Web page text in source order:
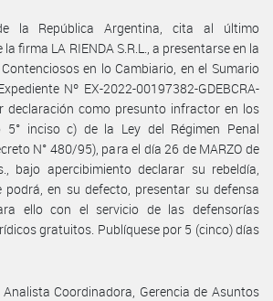
la República Argentina, cita al último
firma LA RIENDA S.R.L., a presentarse en la
en lo Cambiario, en el Sumario
Nº EX-2022-00197382-GDEBCRA-
declaración como presunto infractor en los
5° inciso c) de la Ley del Régimen Penal
N° 480/95), para el día 26 de MARZO de
bajo apercibimiento declarar su rebeldía,
podrá, en su defecto, presentar su defensa
ello con el servicio de las defensorías
gratuitos. Publíquese por 5 (cinco) días
Coordinadora, Gerencia de Asuntos